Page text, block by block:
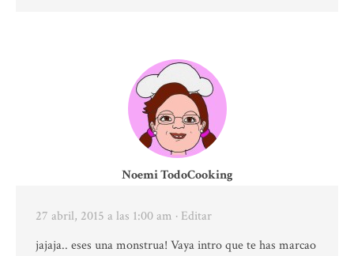
Noemi TodoCooking
27 abril, 2015 a las 1:00 am · Editar
jajaja.. eses una monstrua! Vaya intro que te has marcao